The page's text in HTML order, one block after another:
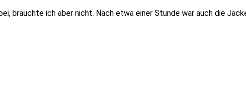
brauchte ich aber nicht. Nach etwa einer Stunde war auch die